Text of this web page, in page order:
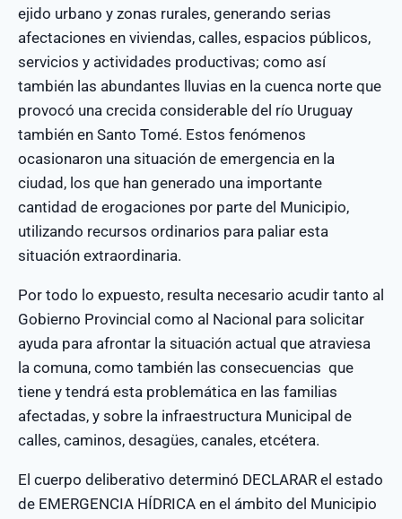
ejido urbano y zonas rurales, generando serias
afectaciones en viviendas, calles, espacios públicos,
servicios y actividades productivas; como así
también las abundantes lluvias en la cuenca norte que
provocó una crecida considerable del río Uruguay
también en Santo Tomé. Estos fenómenos
ocasionaron una situación de emergencia en la
ciudad, los que han generado una importante
cantidad de erogaciones por parte del Municipio,
utilizando recursos ordinarios para paliar esta
situación extraordinaria.
Por todo lo expuesto, resulta necesario acudir tanto al
Gobierno Provincial como al Nacional para solicitar
ayuda para afrontar la situación actual que atraviesa
la comuna, como también las consecuencias que
tiene y tendrá esta problemática en las familias
afectadas, y sobre la infraestructura Municipal de
calles, caminos, desagües, canales, etcétera.
El cuerpo deliberativo determinó DECLARAR el estado
de EMERGENCIA HÍDRICA en el ámbito del Municipio